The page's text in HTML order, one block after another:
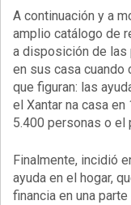
A continuación y a
amplio catálogo de
a disposición de las
en sus casa cuando
que figuran: las
el Xantar na casa
5.400 personas o el
Finalmente, incidió
ayuda en el hogar,
financia en una